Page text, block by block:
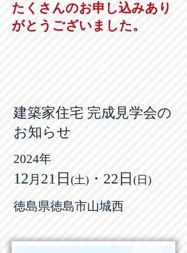
たくさんのお申し込みあり
がとうございました。
建築家住宅 完成見学会の
お知らせ
2024年
12月 21 日 (土) ・22 日 (日)
徳島県徳島市山城西